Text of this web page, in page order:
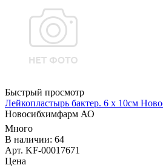
Быстрый просмотр
Лейкопластырь бактер. 6 х 10см
Новосибхимфарм АО
Много
В наличии: 64
Арт. KF-00017671
Цена